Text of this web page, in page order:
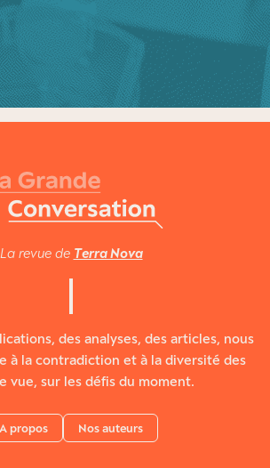
La revue de Terra Nova
des analyses, des articles, nous
à la contradiction et à la diversité des
vue, sur les défis du moment.
A propos Nos auteurs